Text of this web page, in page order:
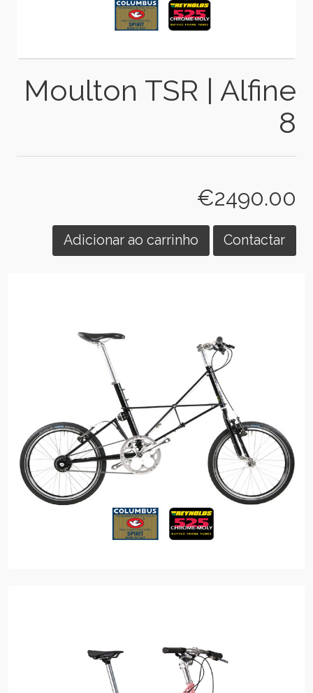
Moulton TSR | Alfine
8
€2490.00
Adicionar ao carrinho Contactar